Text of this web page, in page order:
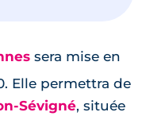
sera mise en
Elle permettra de
Sévigné, située